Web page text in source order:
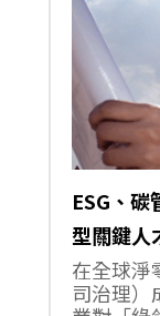
ESG、
型關鍵人
在全球淨
司治理）